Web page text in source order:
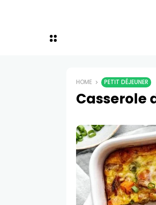
HOME PETIT DÉJEUNER
Casserole